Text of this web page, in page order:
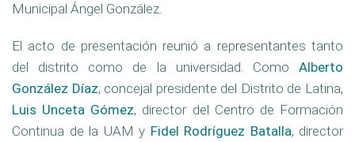
Municipal Ángel González.
El acto de presentación reunió a representantes tanto
del distrito como de la universidad. Como Alberto
González Díaz, concejal presidente del Distrito de Latina,
Luis Unceta Gómez, director del Centro de Formación
Continua de la UAM y Fidel Rodríguez Batalla, director